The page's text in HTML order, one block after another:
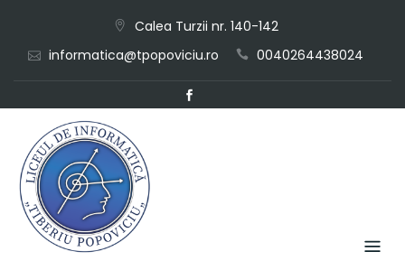
content
Calea Turzii nr. 140-142
informatica@tpopoviciu.ro
0040264438024